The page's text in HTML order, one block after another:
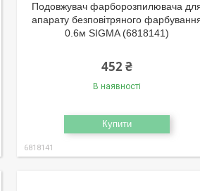
Подовжувач фарборозпилювача
апарату безповітряного
0.6м SIGMA (6818141)
452 ₴
В наявності
Купити
6818141